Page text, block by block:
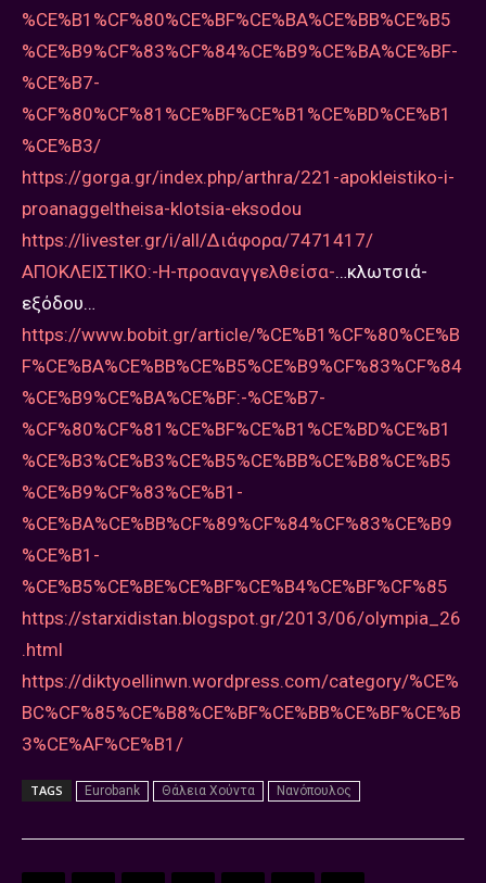
%CE%B1%CF%80%CE%BF%CE%BA%CE%BB%CE%B5
%CE%B9%CF%83%CF%84%CE%B9%CE%BA%CE%BF-
%CE%B7-
%CF%80%CF%81%CE%BF%CE%B1%CE%BD%CE%B1
%CE%B3/
https://gorga.gr/index.php/arthra/221-apokleistiko-i-
proanaggeltheisa-klotsia-eksodou
https://livester.gr/i/all/Διάφορα/7471417/
ΑΠΟΚΛΕΙΣΤΙΚΟ:-Η-προαναγγελθείσα-…κλωτσιά-
εξόδου…
https://www.bobit.gr/article/%CE%B1%CF%80%CE%B
F%CE%BA%CE%BB%CE%B5%CE%B9%CF%83%CF%84
%CE%B9%CE%BA%CE%BF:-%CE%B7-
%CF%80%CF%81%CE%BF%CE%B1%CE%BD%CE%B1
%CE%B3%CE%B3%CE%B5%CE%BB%CE%B8%CE%B5
%CE%B9%CF%83%CE%B1-
%CE%BA%CE%BB%CF%89%CF%84%CF%83%CE%B9
%CE%B1-
%CE%B5%CE%BE%CE%BF%CE%B4%CE%BF%CF%85
https://starxidistan.blogspot.gr/2013/06/olympia_26
.html
https://diktyoellinwn.wordpress.com/category/%CE%
BC%CF%85%CE%B8%CE%BF%CE%BB%CE%BF%CE%B
3%CE%AF%CE%B1/
TAGS Eurobank Θάλεια Χούντα Νανόπουλος